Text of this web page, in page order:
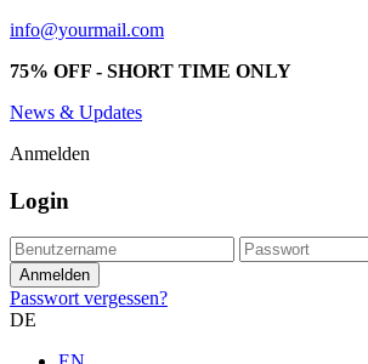
info@yourmail.com
75% OFF - SHORT TIME ONLY
News & Updates
Anmelden
Login
Passwort vergessen?
DE